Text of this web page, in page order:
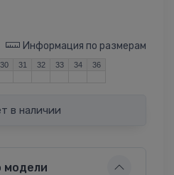
Информация по размерам
30 31 32 33 34 36
в наличии
модели